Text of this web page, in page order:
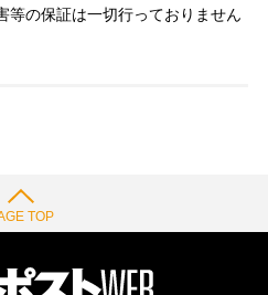
等の保証は一切行っておりません
TOP